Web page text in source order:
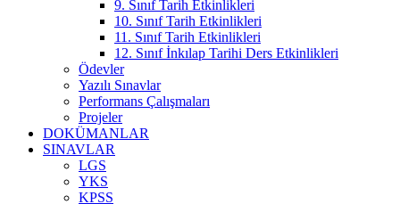
9. Sınıf Tarih Etkinlikleri
10. Sınıf Tarih Etkinlikleri
11. Sınıf Tarih Etkinlikleri
12. Sınıf İnkılap Tarihi Ders Etkinlikleri
Ödevler
Yazılı Sınavlar
Performans Çalışmaları
Projeler
DOKÜMANLAR
SINAVLAR
LGS
YKS
KPSS